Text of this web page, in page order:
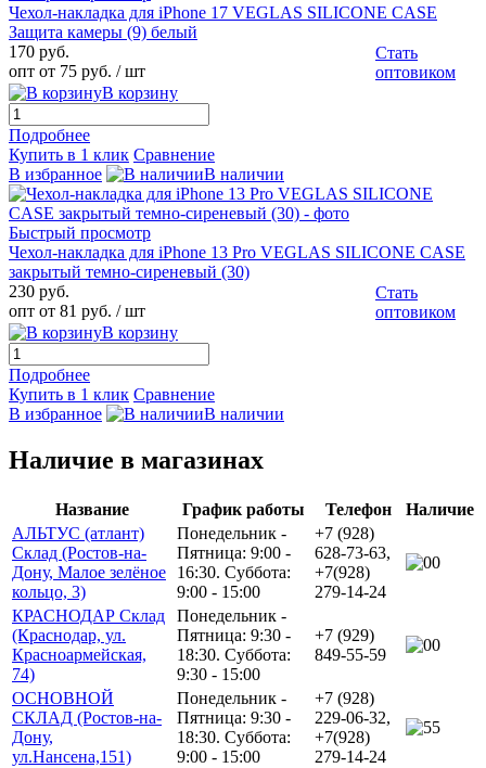
Чехол-накладка для iPhone 17 VEGLAS SILICONE CASE
Защита камеры (9) белый
170 руб.
опт от 75 руб. / шт
Стать
оптовиком
В корзину
Подробнее
Купить в 1 клик Сравнение
В избранное
В наличии
Быстрый просмотр
Чехол-накладка для iPhone 13 Pro VEGLAS SILICONE CASE
закрытый темно-сиреневый (30)
230 руб.
опт от 81 руб. / шт
Стать
оптовиком
В корзину
Подробнее
Купить в 1 клик Сравнение
В избранное
В наличии
Наличие в магазинах
Название График работы Телефон
Наличие
АЛЬТУС (атлант)
Склад (Ростов-на-
Дону, Малое зелёное
кольцо, 3)
Понедельник -
Пятница: 9:00 -
16:30. Суббота:
9:00 - 15:00
+7 (928)
628-73-63,
+7(928)
279-14-24
0
КРАСНОДАР Склад
(Краснодар, ул.
Красноармейская,
74)
Понедельник -
Пятница: 9:30 -
18:30. Суббота:
9:30 - 15:00
+7 (929)
849-55-59
0
ОСНОВНОЙ
СКЛАД (Ростов-на-
Дону,
ул.Нансена,151)
Понедельник -
Пятница: 9:30 -
18:30. Суббота:
9:00 - 15:00
+7 (928)
229-06-32,
+7(928)
279-14-24
5